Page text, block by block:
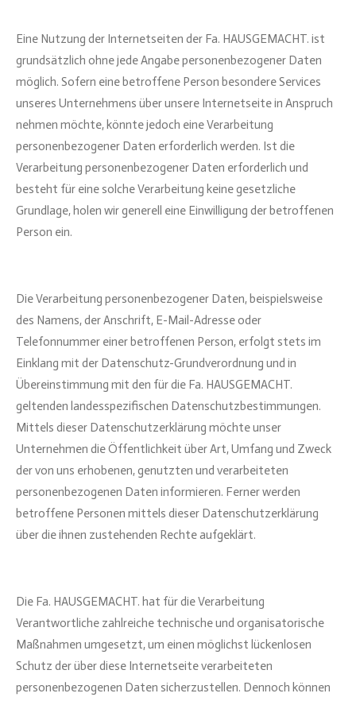
Eine Nutzung der Internetseiten der Fa. HAUSGEMACHT. ist
grundsätzlich ohne jede Angabe personenbezogener Daten
möglich. Sofern eine betroffene Person besondere Services
unseres Unternehmens über unsere Internetseite in Anspruch
nehmen möchte, könnte jedoch eine Verarbeitung
personenbezogener Daten erforderlich werden. Ist die
Verarbeitung personenbezogener Daten erforderlich und
besteht für eine solche Verarbeitung keine gesetzliche
Grundlage, holen wir generell eine Einwilligung der betroffenen
Person ein.
Die Verarbeitung personenbezogener Daten, beispielsweise
des Namens, der Anschrift, E-Mail-Adresse oder
Telefonnummer einer betroffenen Person, erfolgt stets im
Einklang mit der Datenschutz-Grundverordnung und in
Übereinstimmung mit den für die Fa. HAUSGEMACHT.
geltenden landesspezifischen Datenschutzbestimmungen.
Mittels dieser Datenschutzerklärung möchte unser
Unternehmen die Öffentlichkeit über Art, Umfang und Zweck
der von uns erhobenen, genutzten und verarbeiteten
personenbezogenen Daten informieren. Ferner werden
betroffene Personen mittels dieser Datenschutzerklärung
über die ihnen zustehenden Rechte aufgeklärt.
Die Fa. HAUSGEMACHT. hat für die Verarbeitung
Verantwortliche zahlreiche technische und organisatorische
Maßnahmen umgesetzt, um einen möglichst lückenlosen
Schutz der über diese Internetseite verarbeiteten
personenbezogenen Daten sicherzustellen. Dennoch können